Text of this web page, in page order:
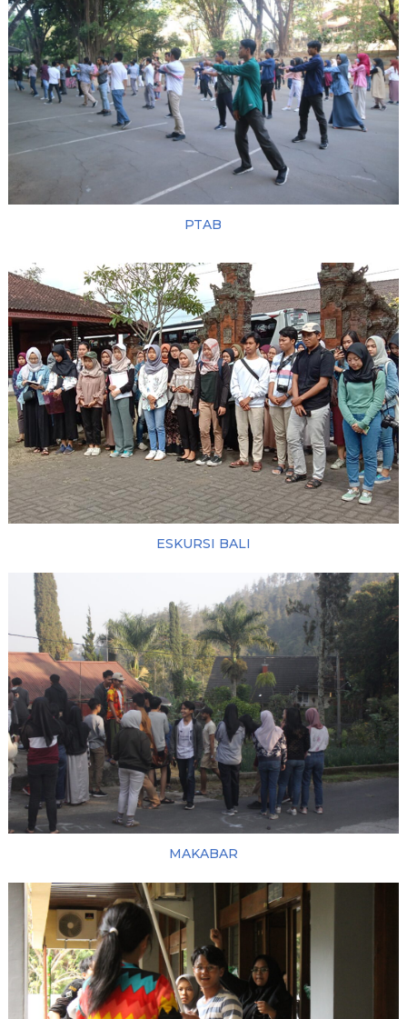
PTAB
ESKURSI BALI
MAKABAR